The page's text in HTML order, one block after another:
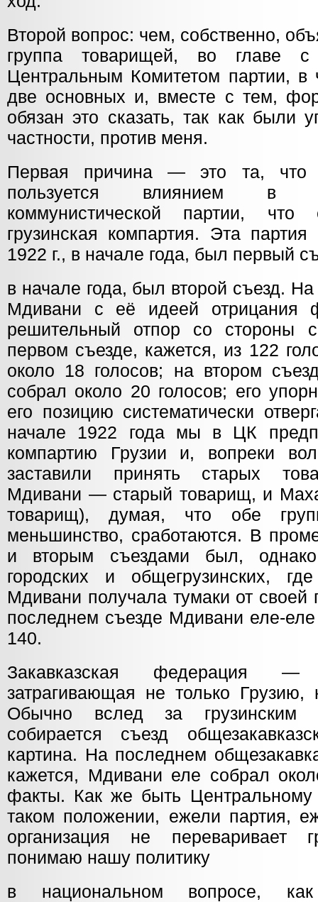
Второй вопрос: чем, собственно,
группа товарищей, во главе с
Центральным Комитетом партии, в
две основных и, вместе с тем,
обязан это сказать, так как были
частности, против меня.
Первая причина — это та, что
пользуется влиянием в
коммунистической партии,
грузинская компартия. Эта
1922 г., в начале года, был первый
в начале года, был второй съезд.
Мдивани с её идеей отрицания
решительный отпор со стороны
первом съезде, кажется, из 122
около 18 голосов; на втором
собрал около 20 голосов; его
его позицию систематически
начале 1922 года мы в ЦК
компартию Грузии и, вопреки
заставили принять старых
Мдивани — старый товарищ, и
товарищ), думая, что обе
меньшинство, сработаются. В
и вторым съездами был,
городских и общегрузинских,
Мдивани получала тумаки от своей
последнем съезде Мдивани еле-
140.
Закавказская федерация —
затрагивающая не только Грузию,
Обычно вслед за грузинским
собирается съезд
картина. На последнем
кажется, Мдивани еле собрал
факты. Как же быть Центральному
таком положении, ежели партия,
организация не переваривает
понимаю нашу политику
в национальном вопросе, как